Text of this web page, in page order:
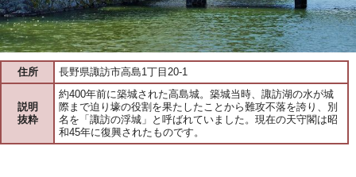
住所 長野県諏訪市高島1丁目20-1
説明
抜粋
約400年前に築城された高島城。築城当時、諏訪湖の水が城
際まで迫り壕の役割を果たしたことから難攻不落を誇り、別
名を「諏訪の浮城」と呼ばれていました。現在の天守閣は昭
和45年に復興されたものです。